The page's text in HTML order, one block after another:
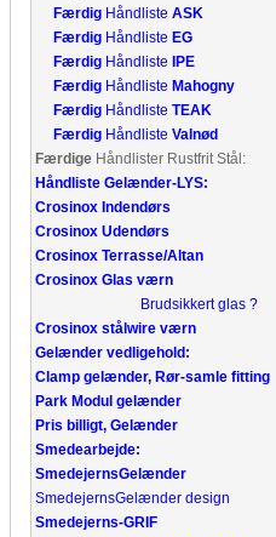
Færdig Håndliste ASK
Færdig Håndliste EG
Færdig Håndliste
IPE
Færdig Håndliste Mahogny
Færdig Håndliste TEAK
Færdig Håndliste Valnød
Færdige Håndlister Rustfrit Stål:
Håndliste Gelænder-LYS:
Crosinox Indendørs
Crosinox Udendørs
Crosinox Terrasse/Altan
Crosinox Glas værn
Brudsikkert glas ?
Crosinox stålwire værn
Gelænder vedligehold:
Clamp gelænder, Rør-samle fitting
Park Modul gelænder
Pris billigt, Gelænder
Smedearbejde:
SmedejernsGelænder
SmedejernsGelænderdesign
Smedejerns-GRIF